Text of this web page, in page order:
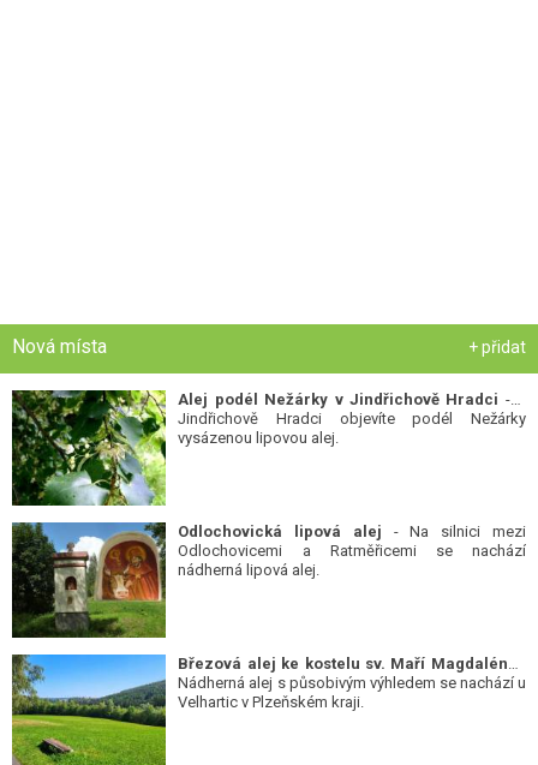
Nová místa + přidat
Alej podél Nežárky v Jindřichově Hradci - V
Jindřichově Hradci objevíte podél Nežárky
vysázenou lipovou alej.
Odlochovická lipová alej - Na silnici mezi
Odlochovicemi a Ratměřicemi se nachází
nádherná lipová alej.
Březová alej ke kostelu sv. Maří Magdalény-
Nádherná alej s působivým výhledem se nachází u
Velhartic v Plzeňském kraji.